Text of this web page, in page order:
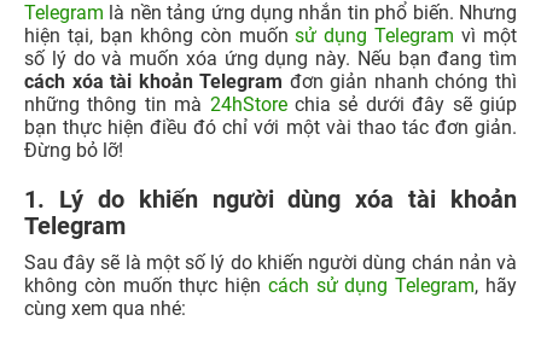
Telegram là nền tảng ứng dụng nhắn tin phổ biến. Nhưng
hiện tại, bạn không còn muốnsử dụng Telegram vì một
số lý do và muốn xóa ứng dụng này. Nếu bạn đang tìm
cách xóa tài khoản Telegram đơn giản nhanh chóng thì
những thông tin mà 24hStorechia sẻ dưới đây sẽ giúp
bạn thực hiện điều đó chỉ với một vài thao tác đơn giản.
Đừng bỏ lỡ!
1. Lý do khiến người dùng xóa tài khoản
Telegram
Sau đây sẽ là một số lý do khiến người dùng chán nản và
không còn muốn thực hiện cách sử dụng Telegram, hãy
cùng xem qua nhé: